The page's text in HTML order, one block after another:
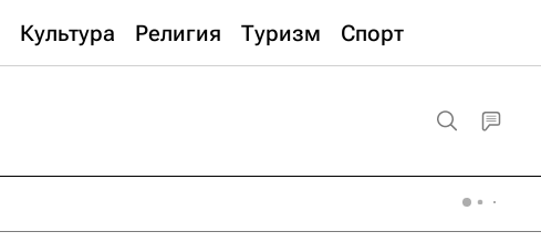
Культура Религия Туризм Спорт